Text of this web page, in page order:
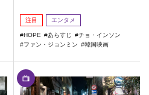
注目 エンタメ
HOPE あらすじ
チョ・インソン
ファン・ジョンミン
韓国映画